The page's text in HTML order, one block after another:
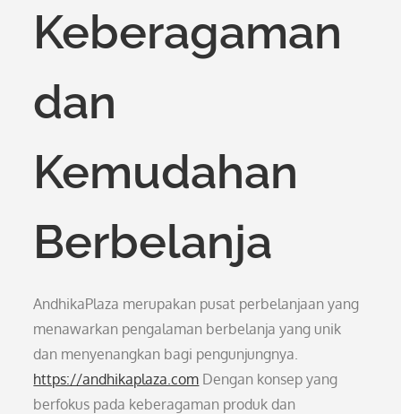
Keberagaman
dan
Kemudahan
Berbelanja
AndhikaPlaza merupakan pusat perbelanjaan yang
menawarkan pengalaman berbelanja yang unik
dan menyenangkan bagi pengunjungnya.
https://andhikaplaza.com Dengan konsep yang
berfokus pada keberagaman produk dan